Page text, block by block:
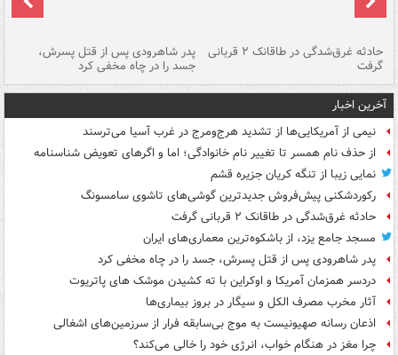
حادثه غرق‌شدگی در طاقانک ۲ قربانی
گرفت
پدر شاهرودی پس از قتل پسرش،
جسد را در چاه مخفی کرد
آخرین اخبار
نیمی از آمریکایی‌ها از تشدید هرج‌ومرج در غرب آسیا می‌ترسند
از حذف نام همسر تا تغییر نام خانوادگی؛ اما و اگرهای تعویض شناسنامه
نمایی زیبا از تنگه کریان جزیره قشم
رکوردشکنی پیش‌فروش جدیدترین گوشی‌های تاشوی سامسونگ
حادثه غرق‌شدگی در طاقانک ۲ قربانی گرفت
مسجد جامع یزد، از باشکوه‌ترین معماری‌های ایران
پدر شاهرودی پس از قتل پسرش، جسد را در چاه مخفی کرد
دردسر همزمان آمریکا و اوکراین با ته کشیدن موشک های پاتریوت
آثار مخرب مصرف الکل و سیگار در بروز بیماری‌ها
اذعان رسانه صهیونیست به موج بی‌سابقه فرار از سرزمین‌های اشغالی
چرا مغز در هنگام خواب، انرژی خود را خالی می‌کند؟